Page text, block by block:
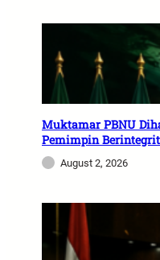
Muktamar PBNU
Pemimpin
August 2, 2026